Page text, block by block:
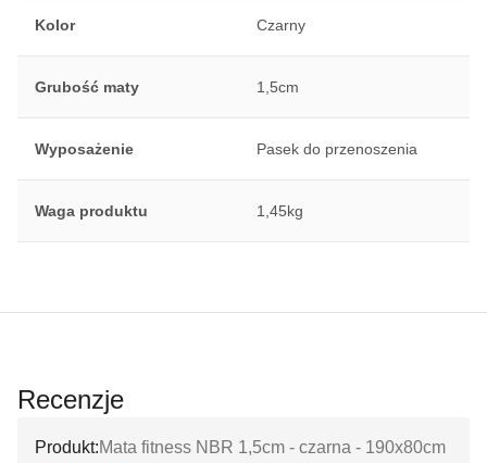
Kolor Czarny
Grubość maty 1,5cm
Wyposażenie Pasek do przenoszenia
Waga produktu 1,45kg
Recenzje
Produkt:Mata fitness NBR 1,5cm - czarna - 190x80cm